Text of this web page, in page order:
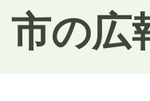
市の広